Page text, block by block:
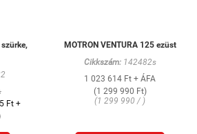
Ft +
MOTRON VENTURA 125 ezüst
Cikkszám:142482s
1 023 614 Ft + ÁFA
(1 299 990 Ft)
(1 299 990 / )